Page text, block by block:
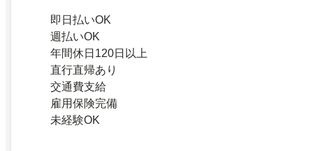
即日払いOK
週払いOK
年間休日120日以上
直行直帰あり
交通費支給
雇用保険完備
未経験OK